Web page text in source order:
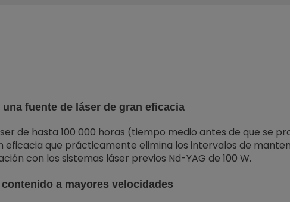
fuente de láser de gran eficacia
de hasta 100 000 horas (tiempo medio antes de que se
que prácticamente elimina los intervalos de
con los sistemas láser previos Nd-YAG de 100 W.
a mayores velocidades